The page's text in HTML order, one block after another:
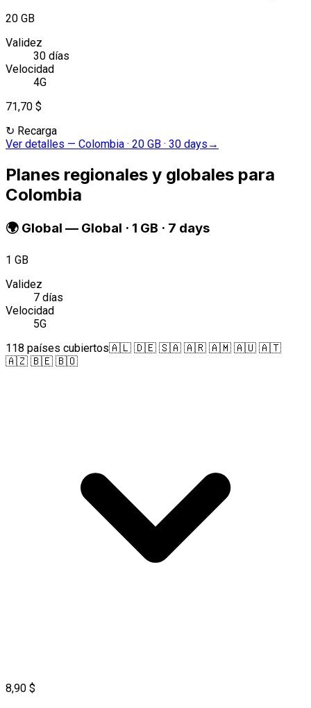
20 GB
Validez
30 días
Velocidad
4G
71,70 $
↻ Recarga
Ver detalles — Colombia · 20 GB · 30 days →
Planes regionales y globales para
Colombia
🌍 Global — Global · 1 GB · 7 days
1 GB
Validez
7 días
Velocidad
5G
118 países cubiertos🇦🇱 🇩🇪 🇸🇦 🇦🇷 🇦🇲 🇦🇺 🇦🇹
🇦🇿 🇧🇪 🇧🇴
8,90 $